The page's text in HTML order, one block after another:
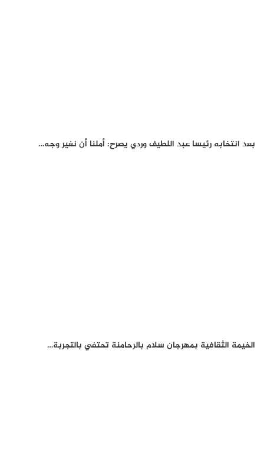
بعد انتخابه رئيسا عبد اللطيف وردي يصرح: أملنا أن نغير وجه…
الخيمة الثقافية بمهرجان سلام بالرحامنة تحتفي بالتجربة…